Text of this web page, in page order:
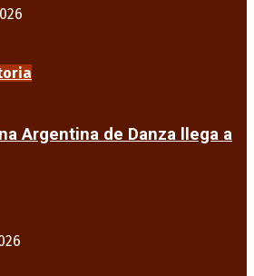
Argentina de Danza llega a